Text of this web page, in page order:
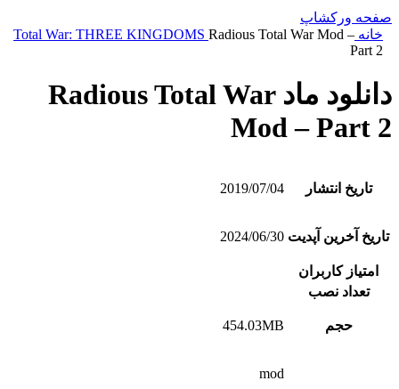
صفحه ورکشاپ
خانه
Total War: THREE KINGDOMS Radious Total War Mod –
Part 2
دانلود ماد Radious Total War
Mod – Part 2
تاریخ انتشار 2019/07/04
تاریخ آخرین آپدیت 2024/06/30
امتیاز کاربران
تعداد نصب
حجم 454.03MB
mod